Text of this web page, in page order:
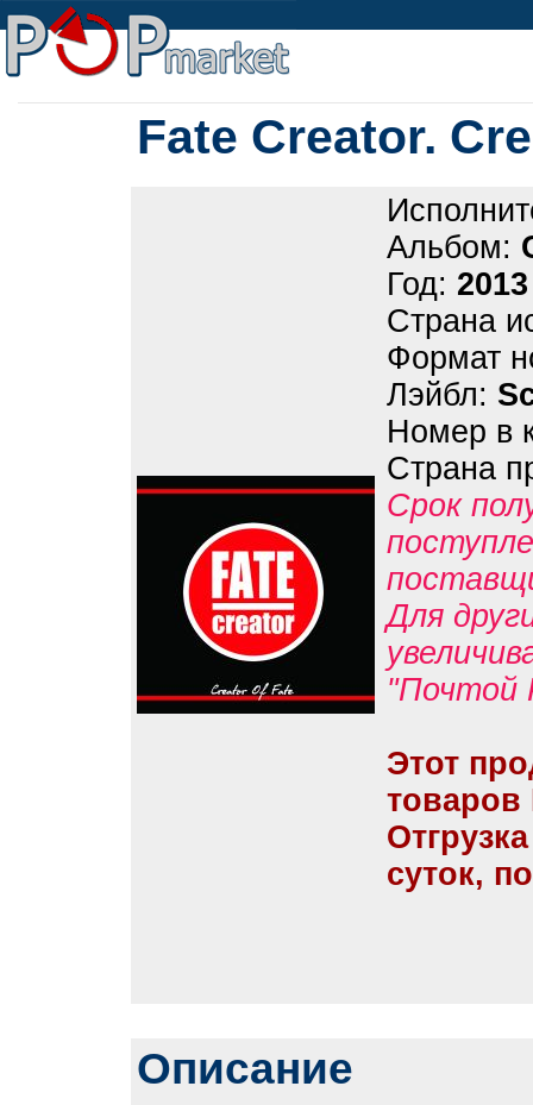
Fate Creator.
Альбом:
Год: 2013
Страна
Формат
Лэйбл:
Номер в
Страна
Срок
Для
"Почтой
Этот
товаров
суток,
Описание